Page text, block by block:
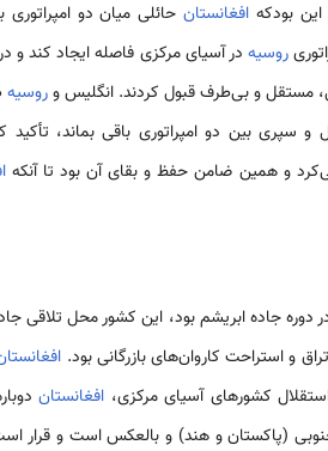
این بودکهافغانستان حائلی میان دو
روسیه در آسیای مرکزی فاصله ایجاد کند و
مستقل و بی‌طرف قبول کردند. انگلیس وروسیه
و سپری بین دو امپراتوری باقی بماند، تأکید
و همین ضامن حفظ و بقای آن بود تا آنکه
جاده ابریشم بود، این کشور محل تلاقی
و استراحت کاروان‌های بازرگانی بود.
کشورهای آسیای مرکزی، افغانستان
(پاکستان و هند) و بالعکس است و قرار